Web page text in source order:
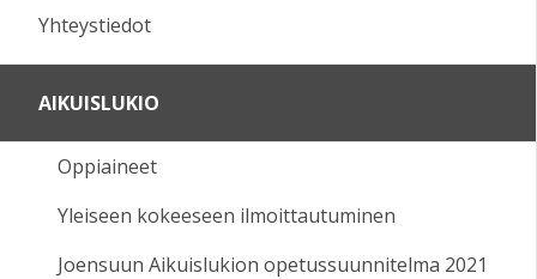
Yhteystiedot
AIKUISLUKIO
Oppiaineet
Yleiseen kokeeseen ilmoittautuminen
Joensuun Aikuislukion opetussuunnitelma 2021